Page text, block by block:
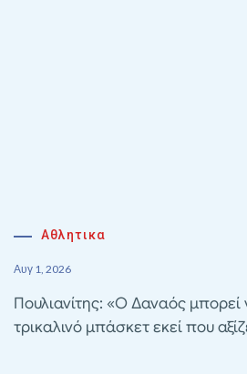
Αθλητικα
Αυγ 1, 2026
Πουλιανίτης: «Ο Δαναός
τρικαλινό μπάσκετ εκεί που